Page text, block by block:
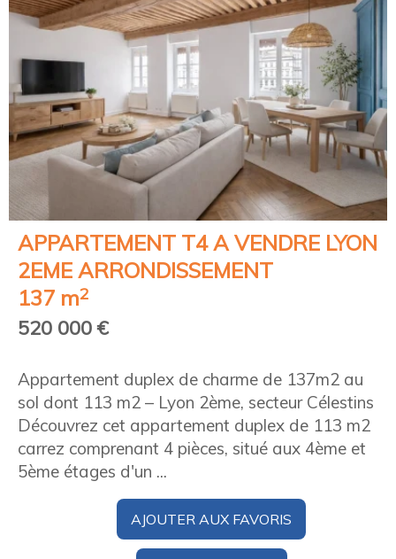
APPARTEMENT T4 A VENDRE LYON
2EME ARRONDISSEMENT
137 m2
520 000 €
Appartement duplex de charme de 137m2 au
sol dont 113 m2 – Lyon 2ème, secteur Célestins
Découvrez cet appartement duplex de 113 m2
carrez comprenant 4 pièces, situé aux 4ème et
5ème étages d'un ...
AJOUTER AUX FAVORIS